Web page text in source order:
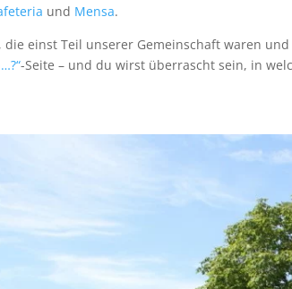
und Mensa.
die einst Teil unserer Gemeinschaft waren
-Seite – und du wirst überrascht sein, in